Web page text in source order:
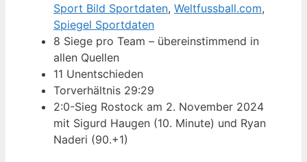
Sport Bild Sportdaten, Weltfussball.com,
Spiegel Sportdaten
8 Siege pro Team – übereinstimmend in
allen Quellen
11 Unentschieden
Torverhältnis 29:29
2:0-Sieg Rostock am 2. November 2024
mit Sigurd Haugen (10. Minute) und Ryan
Naderi (90.+1)